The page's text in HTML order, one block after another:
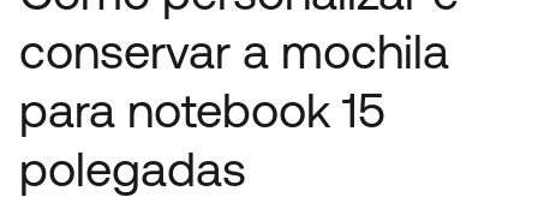
conservar a mochila
para notebook 15
polegadas